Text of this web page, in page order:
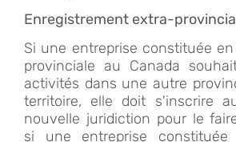
Enregistrement extra-
Si une entreprise constituée
provinciale au Canada
activités dans une autre
territoire, elle doit s'inscrire
nouvelle juridiction pour le
si une entreprise constituée